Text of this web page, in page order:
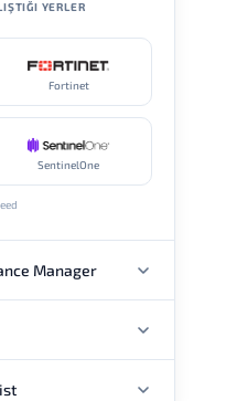
YERLER
Fortinet
SentinelOne
Manager